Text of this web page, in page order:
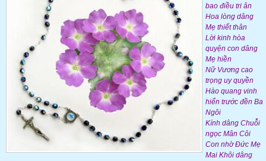
bao điều tri ân
Hoa lòng dâng
Mẹ thiết thân
Lời kinh hòa
quyện con dâng
Mẹ hiền
Nữ Vương cao
trọng uy quyền
Hào quang vinh
hiển trước đền Ba
Ngôi
Kính dâng Chuỗi
ngọc Mân Côi
Con nhờ Đức Mẹ
Mai Khôi dâng